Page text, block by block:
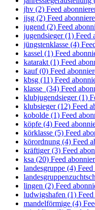
jhv (2) Feed
jjsg (2) Feed
jugend (2) Feed
jugendsieger (1) Feed
jüngstenklasse (4)
kassel (1) Feed
katarakt (1) Feed
kauf (0) Feed
kbsg (11) Feed
klasse (34) Feed
klubjugendsieger (1)
klubsieger (12) Feed
kobolde (1) Feed
köpfe (4) Feed
körklasse (5) Feed
körordnung (4) Feed
kräftiger (3) Feed
ksa (20) Feed
landesgruppe (4) Feed
lingen (2) Feed
ludwigshafen (1)
mandelförmige (4)